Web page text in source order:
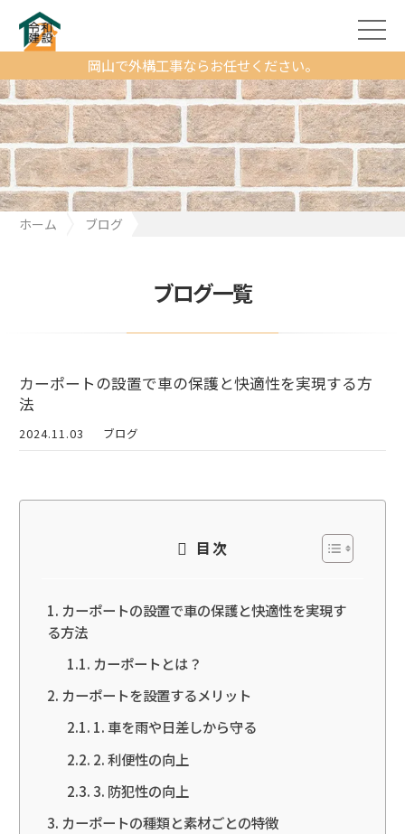
岡山で外構工事ならお任せください。
ホーム
ブログ
ブログ一覧
カーポートの設置で車の保護と快適性を実現する方
法
2024.11.03 ブログ
目次
カーポートの設置で車の保護と快適性を実現す
る方法
カーポートとは？
カーポートを設置するメリット
1. 車を雨や日差しから守る
2. 利便性の向上
3. 防犯性の向上
カーポートの種類と素材ごとの特徴